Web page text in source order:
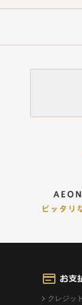
クレジッ